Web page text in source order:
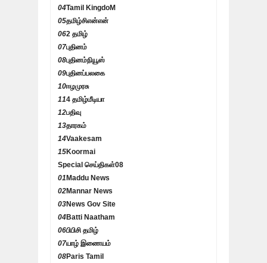
04Tamil KingdoM
05தமிழ்சிஎன்என்
062 தமிழ்
07புதினம்
08புதினம்நியூஸ்
09புதினப்பலகை
10ஈழமுரசு
114 தமிழ்மீடியா
12பதிவு
13தாரகம்
14Vaakesam
15Koormai
Special செய்திகள்08
01 Maddu News
02Mannar News
03News Gov Site
04Batti Naatham
06பிபிசி தமிழ்
07யாழ் இணையம்
08Paris Tamil